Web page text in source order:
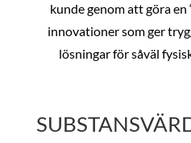
kunde genom att göra
innovationer som ger
lösningar för såväl